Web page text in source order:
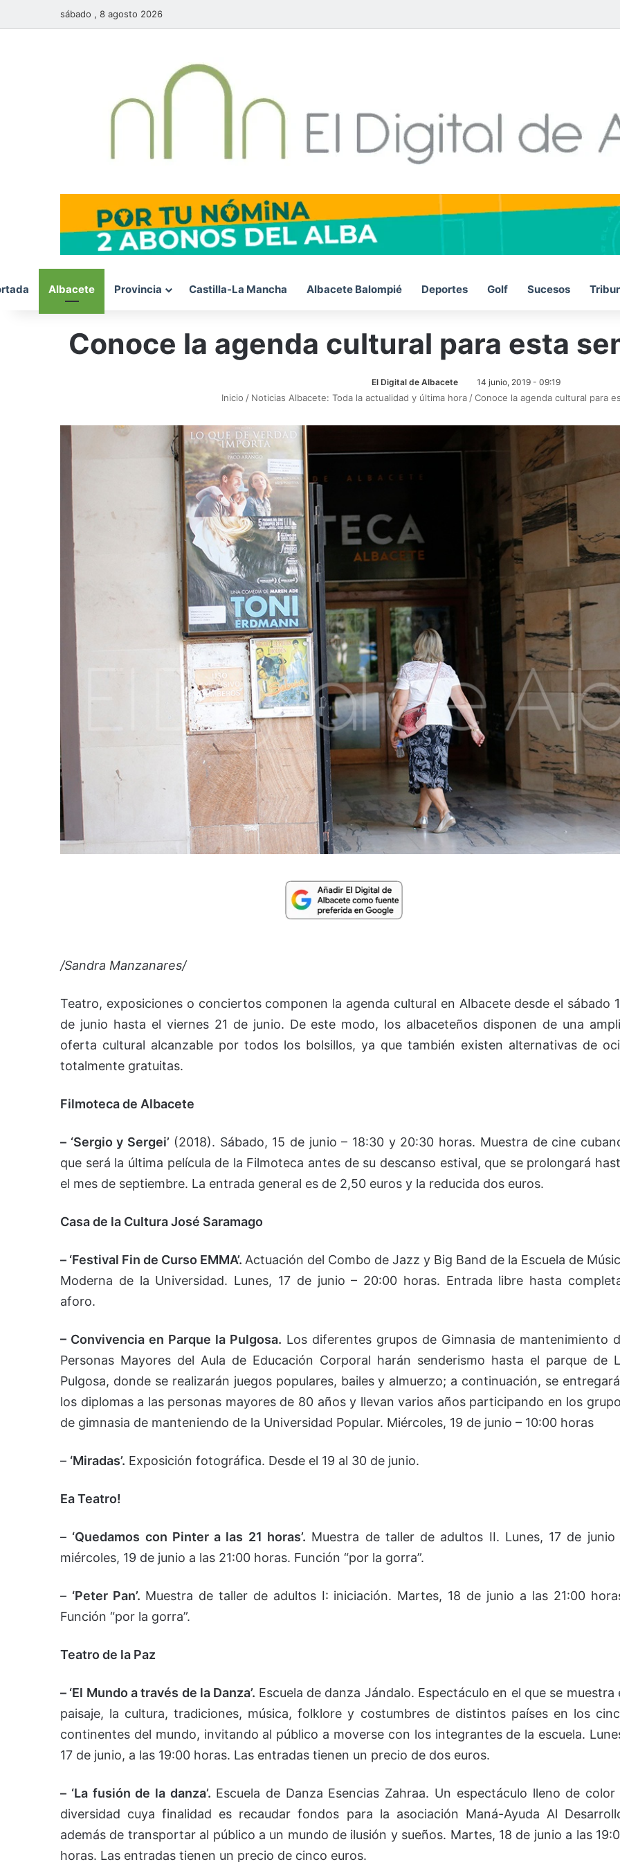
sábado , 8 agosto 2026
Albacete Provincia Castilla-La Mancha Albacete Balompié Deportes Golf Sucesos
Conoce la agenda cultural para esta
El Digital de Albacete 14 junio, 2019 - 09:19
Inicio / Noticias Albacete: Toda la actualidad y última hora /Conoce la agenda cultural para
/Sandra Manzanares/
Teatro, exposiciones o conciertos componen la agenda cultural en Albacete desde el sábado
de junio hasta el viernes 21 de junio. De este modo, los albaceteños disponen de una
oferta cultural alcanzable por todos los bolsillos, ya que también existen alternativas de
totalmente gratuitas.
Filmoteca de Albacete
– ‘Sergio y Sergei’ (2018). Sábado, 15 de junio – 18:30 y 20:30 horas. Muestra de cine
que será la última película de la Filmoteca antes de su descanso estival, que se prolongará
el mes de septiembre. La entrada general es de 2,50 euros y la reducida dos euros.
Casa de la Cultura José Saramago
– ‘Festival Fin de Curso EMMA’. Actuación del Combo de Jazz y Big Band de la Escuela de
Moderna de la Universidad. Lunes, 17 de junio – 20:00 horas. Entrada libre hasta
aforo.
– Convivencia en Parque la Pulgosa. Los diferentes grupos de Gimnasia de mantenimiento
Personas Mayores del Aula de Educación Corporal harán senderismo hasta el parque de
Pulgosa, donde se realizarán juegos populares, bailes y almuerzo; a continuación, se
los diplomas a las personas mayores de 80 años y llevan varios años participando en los
de gimnasia de manteniendo de la Universidad Popular. Miércoles, 19 de junio – 10:00 horas
– ‘Miradas’. Exposición fotográfica. Desde el 19 al 30 de junio.
Ea Teatro!
– ‘Quedamos con Pinter a las 21 horas’. Muestra de taller de adultos II. Lunes, 17 de junio
miércoles, 19 de junio a las 21:00 horas. Función “por la gorra”.
– ‘Peter Pan’. Muestra de taller de adultos I: iniciación. Martes, 18 de junio a las 21:00
Función “por la gorra”.
Teatro de la Paz
– ‘El Mundo a través de la Danza’. Escuela de danza Jándalo. Espectáculo en el que se muestra
paisaje, la cultura, tradiciones, música, folklore y costumbres de distintos países en los
continentes del mundo, invitando al público a moverse con los integrantes de la escuela.
17 de junio, a las 19:00 horas. Las entradas tienen un precio de dos euros.
– ‘La fusión de la danza’. Escuela de Danza Esencias Zahraa. Un espectáculo lleno de color
diversidad cuya finalidad es recaudar fondos para la asociación Maná-Ayuda Al
además de transportar al público a un mundo de ilusión y sueños. Martes, 18 de junio a las
horas. Las entradas tienen un precio de cinco euros.